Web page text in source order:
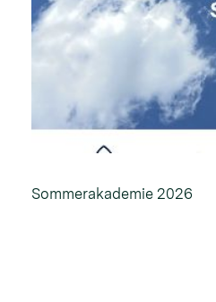
Sommerakademie 2026